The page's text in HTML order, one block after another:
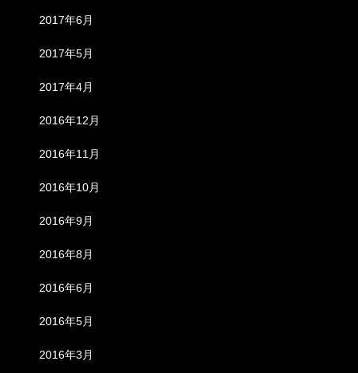
2017年6月
2017年5月
2017年4月
2016年12月
2016年11月
2016年10月
2016年9月
2016年8月
2016年6月
2016年5月
2016年3月